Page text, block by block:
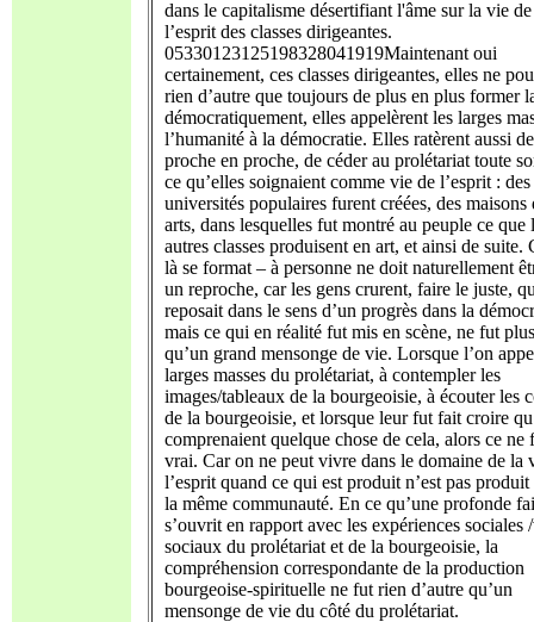
dans le capitalisme désertifiant l'âme sur la vie de
l’esprit des classes dirigeantes.
05330123125198328041919Maintenant oui
certainement, ces classes dirigeantes, elles ne
rien d’autre que toujours de plus en plus former
démocratiquement, elles appelèrent les larges
l’humanité à la démocratie. Elles ratèrent aussi de
proche en proche, de céder au prolétariat toute
ce qu’elles soignaient comme vie de l’esprit : des
universités populaires furent créées, des maisons
arts, dans lesquelles fut montré au peuple ce que
autres classes produisent en art, et ainsi de suite.
là se format – à personne ne doit naturellement
un reproche, car les gens crurent, faire le juste,
reposait dans le sens d’un progrès dans la
mais ce qui en réalité fut mis en scène, ne fut
qu’un grand mensonge de vie. Lorsque l’on
larges masses du prolétariat, à contempler les
images/tableaux de la bourgeoisie, à écouter les
de la bourgeoisie, et lorsque leur fut fait croire
comprenaient quelque chose de cela, alors ce ne
vrai. Car on ne peut vivre dans le domaine de la
l’esprit quand ce qui est produit n’est pas produit
la même communauté. En ce qu’une profonde
s’ouvrit en rapport avec les expériences sociales
sociaux du prolétariat et de la bourgeoisie, la
compréhension correspondante de la production
bourgeoise-spirituelle ne fut rien d’autre qu’un
mensonge de vie du côté du prolétariat.